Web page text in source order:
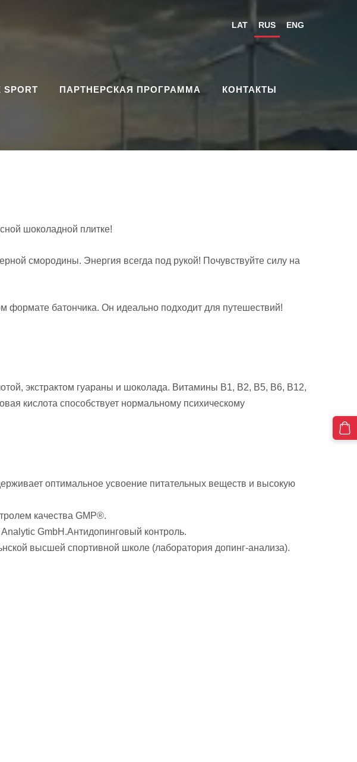
LAT RUS ENG
SPORT ПАРТНЕРСКАЯ ПРОГРАММА КОНТАКТЫ
шоколадной плитке!
смородины. Энергия всегда под рукой! Почувствуйте силу на
формате батончика. Он идеально подходит для путешествий!
экстрактом гуараны и шоколада. Витамины B1, B2, B5, B6, B12,
кислота способствует нормальному психическому
оптимальное усвоение питательных веществ и высокую
качества GMP®.
GmbH.Антидопинговый контроль.
высшей спортивной школе (лаборатория допинг-анализа).